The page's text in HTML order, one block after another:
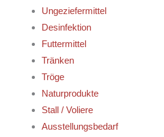
Ungeziefermittel
Desinfektion
Futtermittel
Tränken
Tröge
Naturprodukte
Stall / Voliere
Ausstellungsbedarf